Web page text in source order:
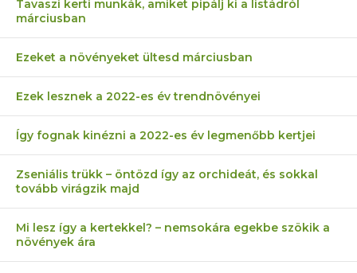
Tavaszi kerti munkák, amiket pipálj ki a listádról
márciusban
Ezeket a növényeket ültesd márciusban
Ezek lesznek a 2022-es év trendnövényei
Így fognak kinézni a 2022-es év legmenőbb kertjei
Zseniális trükk – öntözd így az orchideát, és sokkal
tovább virágzik majd
Mi lesz így a kertekkel? – nemsokára egekbe szökik a
növények ára